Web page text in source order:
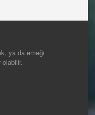
ya da emeği